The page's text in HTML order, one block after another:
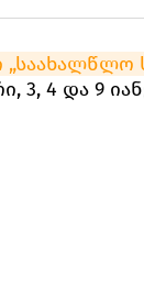
„საახალწლო
3, 4 და 9